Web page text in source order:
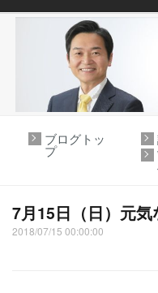
ブログトッ
プ
7月15日（日）元気
2018/07/15 00:00:00